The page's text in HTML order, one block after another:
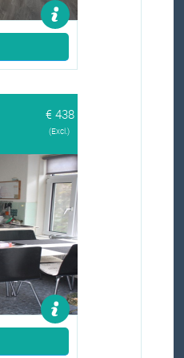
€ 438
(Excl.)